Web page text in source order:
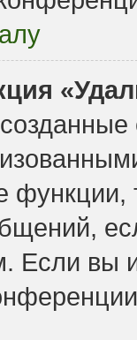
функции,
Если вы